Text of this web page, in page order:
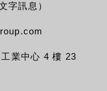
字訊息）
業中心 4 樓 23